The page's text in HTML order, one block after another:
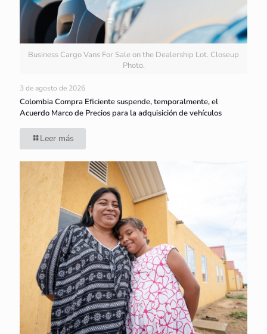
Business Cargo Vans For Sale on the Dealership Lot. Closeup
Photo.
3 de agosto de 2026
Colombia Compra Eficiente suspende, temporalmente, el
Acuerdo Marco de Precios para la adquisición de vehículos
Leer más